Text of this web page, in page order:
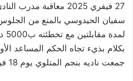
27 فيفري 2025 معاقبة
سفيان الحيدوسي بالمنع من
بكلام بذيء تجاه الحكم المساعد
جمعت ناديه بنجم المتلوي يوم 18 فيفري الجاري.